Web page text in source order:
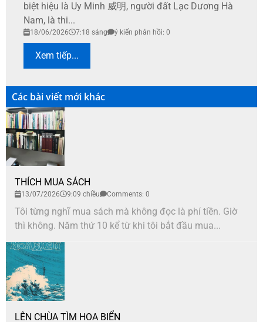
biệt hiệu là Uy Minh 威明, người đất Lạc Dương Hà
Nam, là thi...
18/06/2026 7:18 sáng ý kiến phản hồi: 0
Xem tiếp...
Các bài viết mới khác
THÍCH MUA SÁCH
13/07/2026 9:09 chiều Comments: 0
Tôi từng nghĩ mua sách mà không đọc là phí tiền. Giờ
thì không. Năm thứ 10 kể từ khi tôi bắt đầu mua...
LÊN CHÙA TÌM HOA BIỂN